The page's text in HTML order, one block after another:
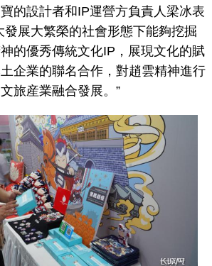
設計者和IP運營方負責人梁冰表
發展大繁榮的社會形態下能夠挖掘
的優秀傳統文化IP，展現文化的賦
企業的聯名合作，對趙雲精神進行
旅産業融合發展。”